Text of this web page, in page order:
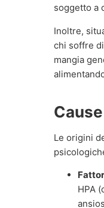
soggetto a
Inoltre,
chi soffre
mangia
Le origini
HPA